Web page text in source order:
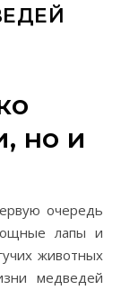
но и
лапы и
животных
медведей